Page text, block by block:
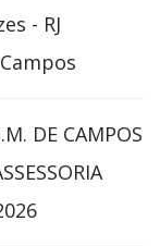
- RJ
DE CAMPOS